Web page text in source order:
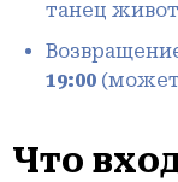
танец
19:00
Что